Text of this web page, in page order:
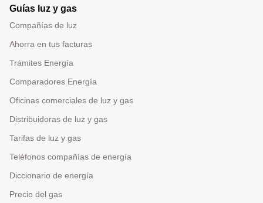
Guías luz y gas
Compañías de luz
Ahorra en tus facturas
Trámites Energía
Comparadores Energía
Oficinas comerciales de luz y gas
Distribuidoras de luz y gas
Tarifas de luz y gas
Teléfonos compañías de energía
Diccionario de energía
Precio del gas